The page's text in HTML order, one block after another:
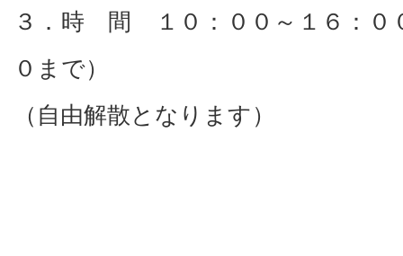
３．時 間 １０：００～１６：０
０まで）
（自由解散となります）